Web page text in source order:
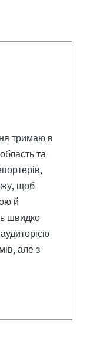
тримаю в
та
щоб
й
швидко
але з